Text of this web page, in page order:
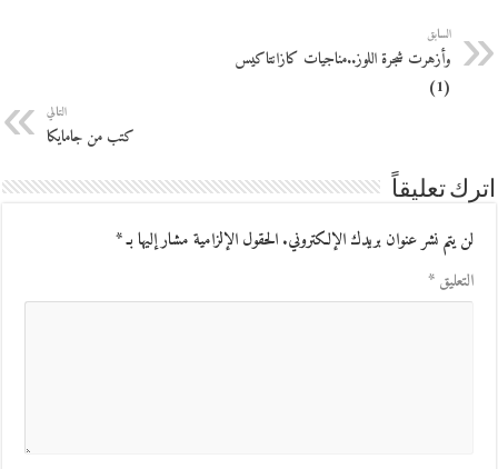
السابق
وأزهرت شجرة اللوز..مناجيات كازانتاكيس
(1)
التالي
كتب من جامايكا
اترك تعليقاً
لن يتم نشر عنوان بريدك الإلكتروني.الحقول الإلزامية مشار إليها بـ*
التعليق*